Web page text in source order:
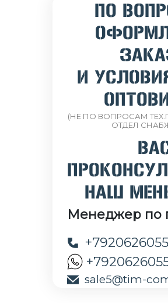
ПО
И
(НЕ ПО ВОПРОСАМ
ОТДЕЛ
НАШ
Менеджер по
sale5@tim-